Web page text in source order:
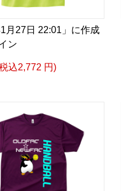
1月27日 22:01」に作成
ン
込2,772 円)